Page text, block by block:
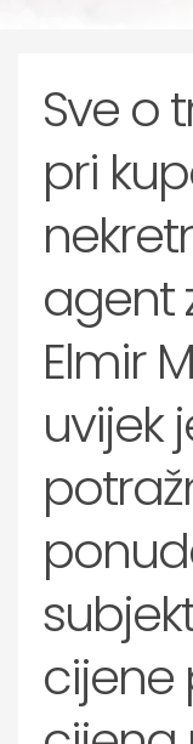
Sve o
pri
agent
Elmir
uvijek
cijene